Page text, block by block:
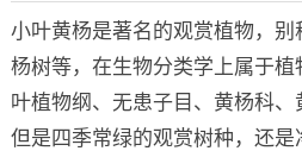
小叶黄杨是著名的观赏植物，
杨树等，在生物分类学上属于
叶植物纲、无患子目、黄杨科
但是四季常绿的观赏树种，还